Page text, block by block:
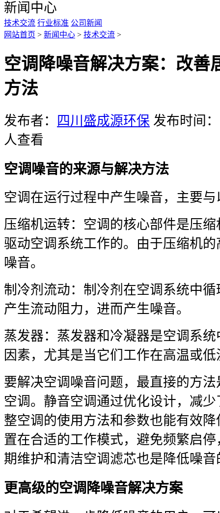
新闻中心
技术交流 行业标准 公司新闻
网站首页 > 新闻中心 > 技术交流 >
空调降噪音解决方案：改善
方法
发布者： 四川盛成源环保 发布时间
人查看
空调噪音的来源与解决方法
空调在运行过程中产生噪音，主要
压缩机运转：空调的核心部件是压
驱动空调系统工作的。由于压缩机
噪音。
制冷剂流动：制冷剂在空调系统中
产生流动阻力，进而产生噪音。
蒸发器：蒸发器和冷凝器是空调系
因素，尤其是当它们工作在高温或
要解决空调噪音问题，最直接的方
空调。静音空调通过优化设计，减
整空调的使用方法和参数也能有效
置在合适的工作模式，避免频繁启
期维护和清洁空调滤芯也是降低噪
更高级的空调降噪音解决方案